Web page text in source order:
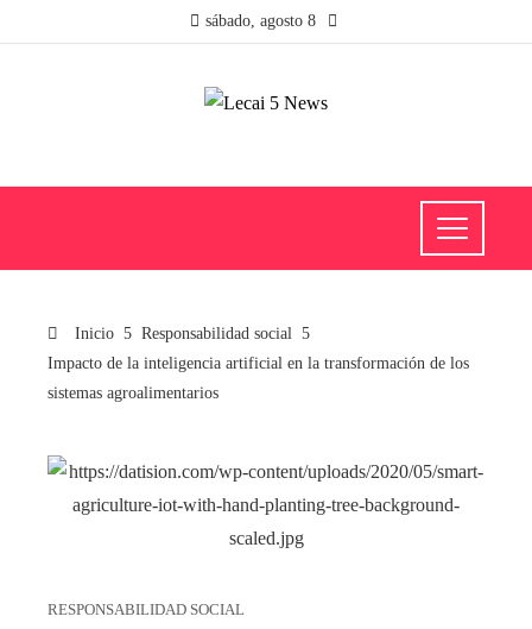
sábado, agosto 8
Inicio
Responsabilidad social
Impacto de la inteligencia artificial en la transformación de los
sistemas agroalimentarios
RESPONSABILIDAD SOCIAL